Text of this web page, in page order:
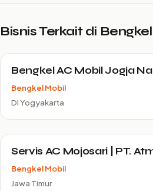
Bisnis Terkait di
Bengkel AC Mobil Jogja
Bengkel Mobil
DI Yogyakarta
Servis AC Mojosari | PT.
Bengkel Mobil
Jawa Timur